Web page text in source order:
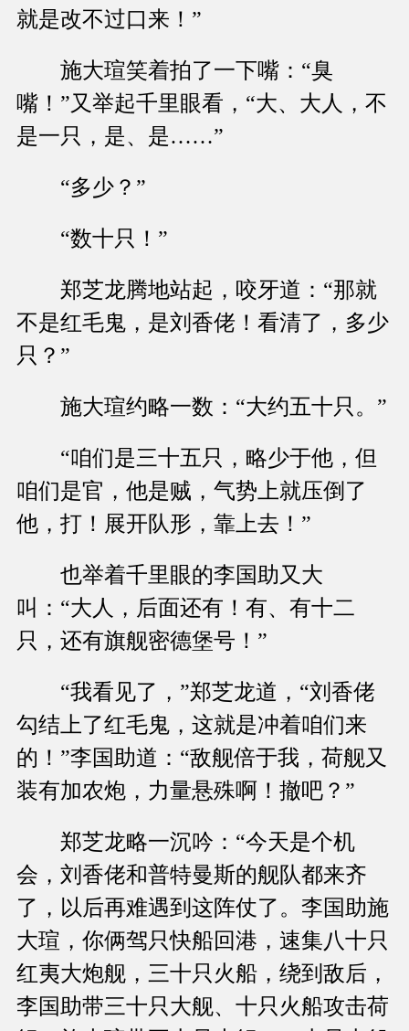
就是改不过口来！”
施大瑄笑着拍了一下嘴：“臭
嘴！”又举起千里眼看，“大、大人，不
是一只，是、是……”
“多少？”
“数十只！”
郑芝龙腾地站起，咬牙道：“那就
不是红毛鬼，是刘香佬！看清了，多少
只？”
施大瑄约略一数：“大约五十只。”
“咱们是三十五只，略少于他，但
咱们是官，他是贼，气势上就压倒了
他，打！展开队形，靠上去！”
也举着千里眼的李国助又大
叫：“大人，后面还有！有、有十二
只，还有旗舰密德堡号！”
“我看见了，”郑芝龙道，“刘香佬
勾结上了红毛鬼，这就是冲着咱们来
的！”李国助道：“敌舰倍于我，荷舰又
装有加农炮，力量悬殊啊！撤吧？”
郑芝龙略一沉吟：“今天是个机
会，刘香佬和普特曼斯的舰队都来齐
了，以后再难遇到这阵仗了。李国助施
大瑄，你俩驾只快船回港，速集八十只
红夷大炮舰，三十只火船，绕到敌后，
李国助带三十只大舰、十只火船攻击荷